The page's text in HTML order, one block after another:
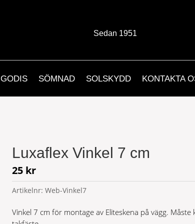
Sedan 1951
GODIS SÖMNAD SOLSKYDD KONTAKTA
Luxaflex Vinkel 7 cm
25 kr
Artikelnr: Web-Vinkel7
Vinkel 7 cm för montage av Eliteskena på vägg.